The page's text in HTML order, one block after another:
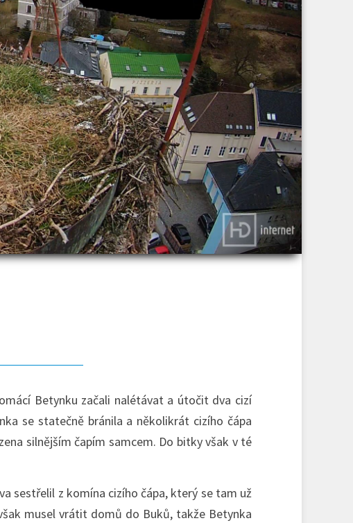
Betynku začali nalétávat a útočit dva cizí
se statečně bránila a několikrát cizího čápa
silnějším čapím samcem. Do bitky však v té
sestřelil z komína cizího čápa, který se tam už
musel vrátit domů do Buků, takže Betynka